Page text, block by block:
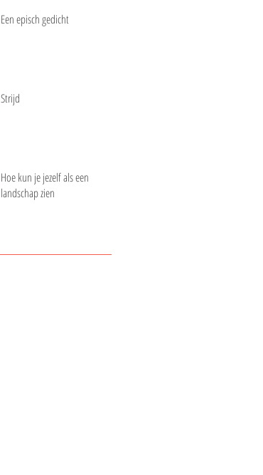
Een episch gedicht
Strijd
Hoe kun je jezelf als een
landschap zien